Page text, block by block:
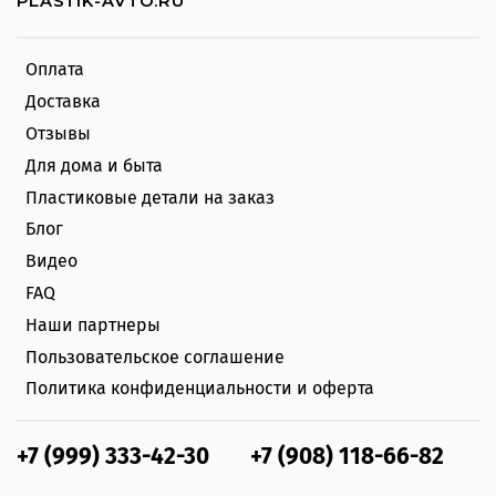
Оплата
Доставка
Отзывы
Для дома и быта
Пластиковые детали на заказ
Блог
Видео
FAQ
Наши партнеры
Пользовательское соглашение
Политика конфиденциальности и оферта
+7 (999) 333-42-30 +7 (908) 118-66-82